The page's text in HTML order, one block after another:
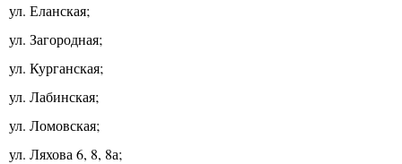
ул. Еланская;
ул. Загородная;
ул. Курганская;
ул. Лабинская;
ул. Ломовская;
ул. Ляхова 6, 8, 8а;